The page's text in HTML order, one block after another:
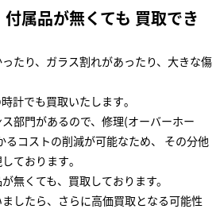
属品が無くても 買取でき
たり、ガラス割れがあったり、大きな傷
計でも買取いたします｡
部門があるので、修理(オーバーホー
るコストの削減が可能なため、 その分他
ております｡
無くても、買取しております。
したら、さらに高価買取となる可能性